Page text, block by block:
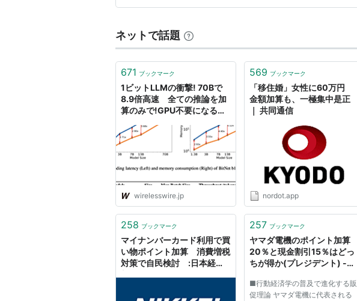
ば、人員基準も訪問入浴よりは比較的緩く、一か所…
ネットで話題
671 ブックマーク
1ビットLLMの衝撃! 70Bで
8.9倍高速 全ての推論を加
算のみで!GPU不要になる可
wirelesswire.jp
569 ブックマーク
「移住婚」女性に60万円
金額加算も、一極集中是正
｜ 共同通信
nordot.app
258 ブックマーク
マイナンバーカード利用で買
い物ポイント加算 消費増税
対策で自民検討 :日本経済
257 ブックマーク
ヤマダ電機のポイント加算
20％と現金割引15％はどっ
ちが得か(プレジデント) -
■行動経済学の普及で進化する販
促理論 ヤマダ電機に代表される